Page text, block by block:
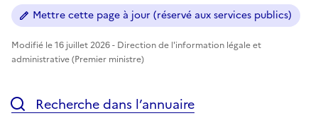
Mettre cette page à jour (réservé aux services publics)
Modifié le 16 juillet 2026 - Direction de l'information légale et
administrative (Premier ministre)
Recherche dans l’annuaire